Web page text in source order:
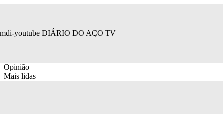
mdi-youtube DIÁRIO DO AÇO TV
Opinião
Mais lidas